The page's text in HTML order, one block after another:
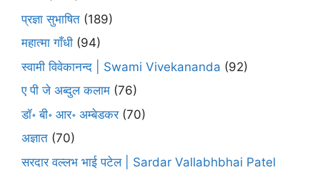
प्रज्ञा सुभाषित (189)
महात्मा गाँधी (94)
स्वामी विवेकानन्द | Swami Vivekananda (92)
ए पी जे अब्दुल कलाम (76)
डॉ॰ बी॰ आर॰ अम्बेडकर(70)
अज्ञात (70)
सरदार वल्लभ भाई पटेल | Sardar Vallabhbhai Patel